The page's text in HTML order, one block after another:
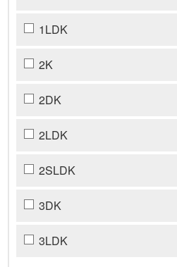
1LDK
2K
2DK
2LDK
2SLDK
3DK
3LDK